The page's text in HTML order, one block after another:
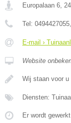
Europalaan 6
Tel: 0494427055
E-mail ›
Website
Wij staan voor u
Diensten:
Er wordt